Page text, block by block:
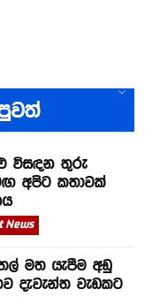
විසඳන තුරු
අපිට කතාවක්
මත යැපීම අඩු
දැවැන්ත වැඩකට